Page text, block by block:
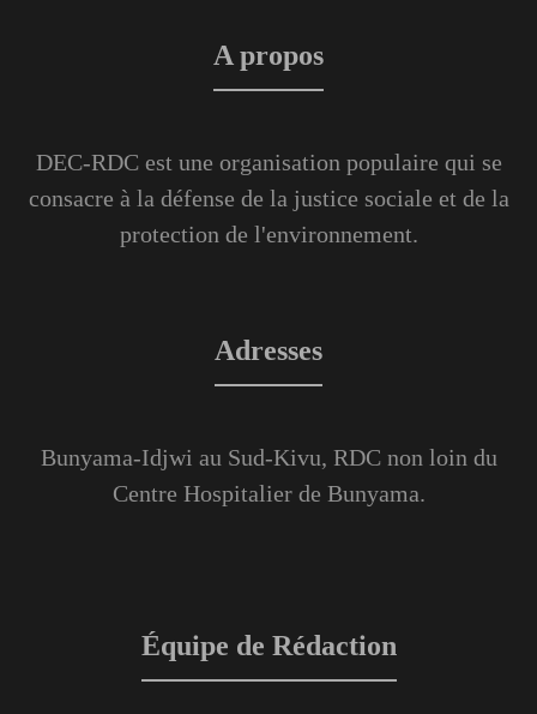
A propos
DEC-RDC est une organisation populaire qui se
consacre à la défense de la justice sociale et de la
protection de l'environnement.
Adresses
Bunyama-Idjwi au Sud-Kivu, RDC non loin du
Centre Hospitalier de Bunyama.
Équipe de Rédaction